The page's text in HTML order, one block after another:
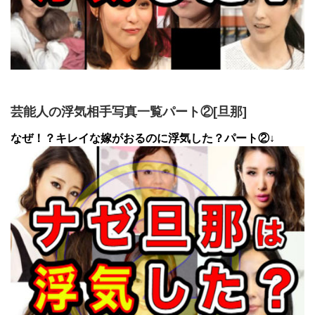
芸能人の浮気相手写真一覧パート②[旦那]
なぜ！？キレイな嫁がおるのに浮気した？パート②↓